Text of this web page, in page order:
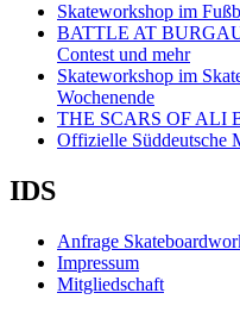
Skateworkshop im
BATTLE AT
Contest und mehr
Skateworkshop im
Wochenende
THE SCARS OF ALI
Offizielle Süddeutsche
IDS
Anfrage
Impressum
Mitgliedschaft